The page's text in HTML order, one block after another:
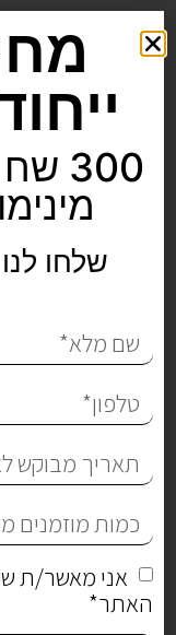
300 שח בלבד (הכל כלול)
מינימום 150
שלחו
אני מאשר/ת
האתר*